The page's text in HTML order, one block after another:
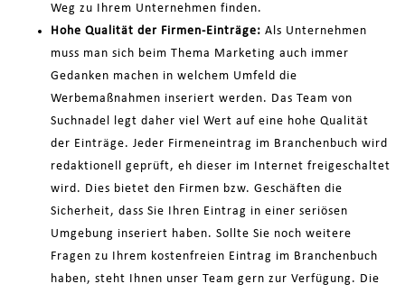
Weg zu Ihrem Unternehmen finden.
Hohe Qualität der Firmen-Einträge: Als Unternehmen
muss man sich beim Thema Marketing auch immer
Gedanken machen in welchem Umfeld die
Werbemaßnahmen inseriert werden. Das Team von
Suchnadel legt daher viel Wert auf eine hohe Qualität
der Einträge. Jeder Firmeneintrag im Branchenbuch wird
redaktionell geprüft, eh dieser im Internet freigeschaltet
wird. Dies bietet den Firmen bzw. Geschäften die
Sicherheit, dass Sie Ihren Eintrag in einer seriösen
Umgebung inseriert haben. Sollte Sie noch weitere
Fragen zu Ihrem kostenfreien Eintrag im Branchenbuch
haben, steht Ihnen unser Team gern zur Verfügung. Die